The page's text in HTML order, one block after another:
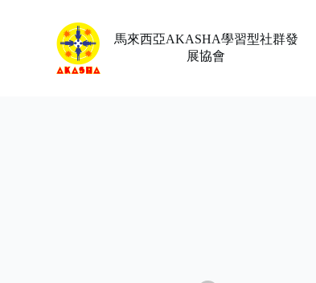
馬來西亞AKASHA學習型社群發
展協會